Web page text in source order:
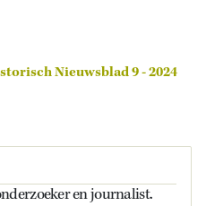
Nieuwsblad 9 - 2024
en journalist.